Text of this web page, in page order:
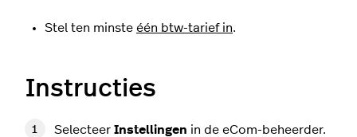
Stel ten minste één btw-tarief in.
Instructies
Selecteer Instellingen in de eCom-beheerder.